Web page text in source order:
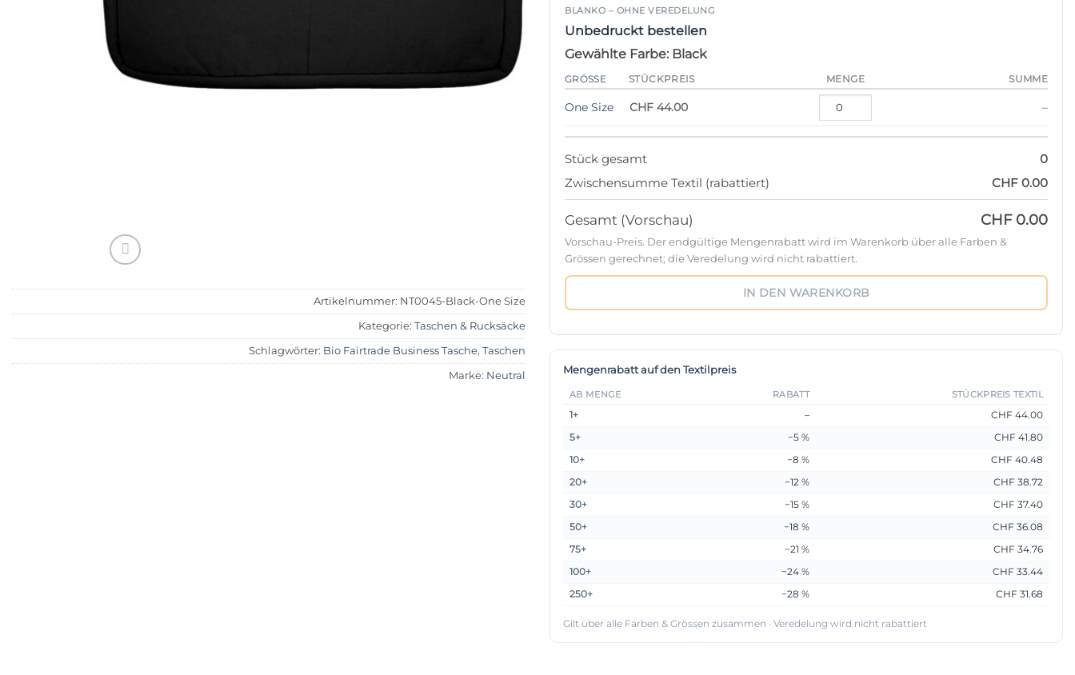
Artikelnummer: NT0045-Black-One Size
Kategorie: Taschen & Rucksäcke
Schlagwörter: Bio Fairtrade Business Tasche, Taschen
Marke: Neutral
BLANKO – OHNE VEREDELUNG
Unbedruckt bestellen
Gewählte Farbe: Black
GRÖSSE STÜCKPREIS MENGE SUMME
One Size CHF 44.00 –
Stück gesamt
0
Zwischensumme Textil (rabattiert)
CHF 0.00
Gesamt (Vorschau) CHF 0.00
Vorschau-Preis. Der endgültige Mengenrabatt wird im Warenkorb über alle Farben &
Grössen gerechnet; die Veredelung wird nicht rabattiert.
IN DEN WARENKORB
Mengenrabatt auf den Textilpreis
AB MENGE RABATT STÜCKPREIS TEXTIL
1+ –
CHF 44.00
5+
−5 %
CHF 41.80
10+
−8 %
CHF 40.48
20+
−12 %
CHF 38.72
30+
−15 %
CHF 37.40
50+
−18 %
CHF 36.08
75+
−21 %
CHF 34.76
100+
−24 %
CHF 33.44
250+
−28 % CHF 31.68
Gilt über alle Farben & Grössen zusammen · Veredelung wird nicht rabattiert